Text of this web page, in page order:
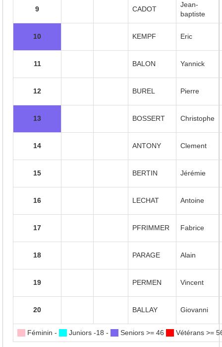
9 CADOT
Jean-
baptiste
10 KEMPF Eric
11 BALON Yannick
12 BUREL Pierre
13 BOSSERT Christophe
14 ANTONY Clement
15 BERTIN Jérémie
16 LECHAT Antoine
17 PFRIMMER Fabrice
18 PARAGE Alain
19 PERMEN Vincent
20 BALLAY Giovanni
Féminin - Juniors -18 - Seniors >= 46 Vétérans >=